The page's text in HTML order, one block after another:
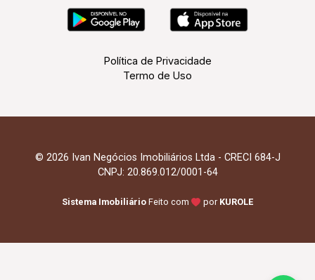
Política de Privacidade
Termo de Uso
© 2026 Ivan Negócios Imobiliários Ltda - CRECI 684-J
CNPJ: 20.869.012/0001-64
Sistema Imobiliário Feito com por KUROLE